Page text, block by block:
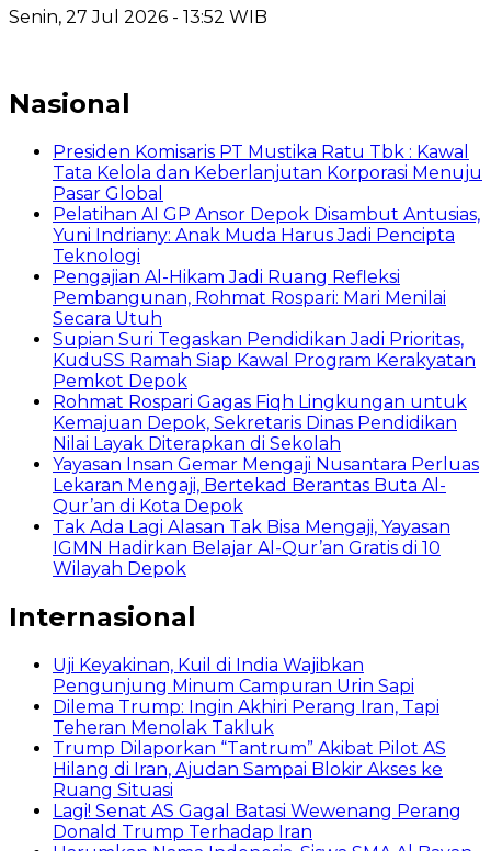
Senin, 27 Jul 2026 - 13:52 WIB
Nasional
Presiden Komisaris PT Mustika Ratu Tbk : Kawal
Tata Kelola dan Keberlanjutan Korporasi Menuju
Pasar Global
Pelatihan AI GP Ansor Depok Disambut Antusias,
Yuni Indriany: Anak Muda Harus Jadi Pencipta
Teknologi
Pengajian Al-Hikam Jadi Ruang Refleksi
Pembangunan, Rohmat Rospari: Mari Menilai
Secara Utuh
Supian Suri Tegaskan Pendidikan Jadi Prioritas,
KuduSS Ramah Siap Kawal Program Kerakyatan
Pemkot Depok
Rohmat Rospari Gagas Fiqh Lingkungan untuk
Kemajuan Depok, Sekretaris Dinas Pendidikan
Nilai Layak Diterapkan di Sekolah
Yayasan Insan Gemar Mengaji Nusantara Perluas
Lekaran Mengaji, Bertekad Berantas Buta Al-
Qur’an di Kota Depok
Tak Ada Lagi Alasan Tak Bisa Mengaji, Yayasan
IGMN Hadirkan Belajar Al-Qur’an Gratis di 10
Wilayah Depok
Internasional
Uji Keyakinan, Kuil di India Wajibkan
Pengunjung Minum Campuran Urin Sapi
Dilema Trump: Ingin Akhiri Perang Iran, Tapi
Teheran Menolak Takluk
Trump Dilaporkan “Tantrum” Akibat Pilot AS
Hilang di Iran, Ajudan Sampai Blokir Akses ke
Ruang Situasi
Lagi! Senat AS Gagal Batasi Wewenang Perang
Donald Trump Terhadap Iran